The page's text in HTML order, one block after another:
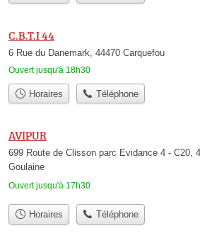
C.B.T.I 44
6 Rue du Danemark, 44470 Carquefou
Ouvert jusqu'à 18h30
Horaires Téléphone
AVIPUR
699 Route de Clisson parc Evidance 4 - C20,
Goulaine
Ouvert jusqu'à 17h30
Horaires Téléphone